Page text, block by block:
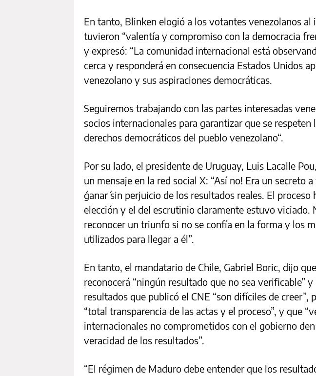
En tanto, Blinken elogió a los votantes venezolanos al
tuvieron “valentía y compromiso con la democracia
y expresó: “La comunidad internacional está
cerca y responderá en consecuencia Estados Unidos
venezolano y sus aspiraciones democráticas.
Seguiremos trabajando con las partes interesadas
socios internacionales para garantizar que se respeten
derechos democráticos del pueblo venezolano“.
Por su lado, el presidente de Uruguay, Luis Lacalle
un mensaje en la red social X: “Así no! Era un secreto a
´ganar´ sin perjuicio de los resultados reales. El
elección y el del escrutinio claramente estuvo viciado.
reconocer un triunfo si no se confía en la forma y los
utilizados para llegar a él”.
En tanto, el mandatario de Chile, Gabriel Boric, dijo
reconocerá “ningún resultado que no sea verificable”
resultados que publicó el CNE “son difíciles de creer”,
“total transparencia de las actas y el proceso”, y que
internacionales no comprometidos con el gobierno
veracidad de los resultados”.
“El régimen de Maduro debe entender que los